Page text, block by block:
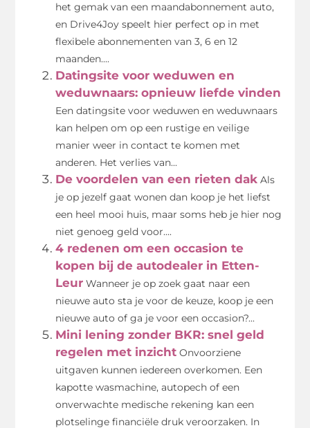
het gemak van een maandabonnement auto,
en Drive4Joy speelt hier perfect op in met
flexibele abonnementen van 3, 6 en 12
maanden....
Datingsite voor weduwen en
weduwnaars: opnieuw liefde vinden
Een datingsite voor weduwen en weduwnaars
kan helpen om op een rustige en veilige
manier weer in contact te komen met
anderen. Het verlies van...
De voordelen van een rieten dak Als
je op jezelf gaat wonen dan koop je het liefst
een heel mooi huis, maar soms heb je hier nog
niet genoeg geld voor....
4 redenen om een occasion te
kopen bij de autodealer in Etten-
Leur Wanneer je op zoek gaat naar een
nieuwe auto sta je voor de keuze, koop je een
nieuwe auto of ga je voor een occasion?...
Mini lening zonder BKR: snel geld
regelen met inzicht Onvoorziene
uitgaven kunnen iedereen overkomen. Een
kapotte wasmachine, autopech of een
onverwachte medische rekening kan een
plotselinge financiële druk veroorzaken. In